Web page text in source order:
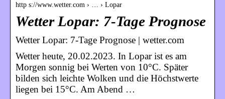
http s://www.wetter.com › … › Lopar
Wetter Lopar: 7-Tage Prognose
Wetter Lopar: 7-Tage Prognose | wetter.com
Wetter heute, 20.02.2023. In Lopar ist es am
Morgen sonnig bei Werten von 10°C. Später
bilden sich leichte Wolken und die Höchstwerte
liegen bei 15°C. Am Abend …